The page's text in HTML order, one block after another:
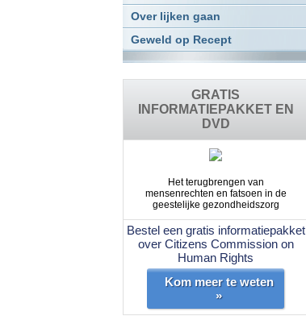
Over lijken gaan
Geweld op Recept
GRATIS
INFORMATIEPAKKET EN
DVD
Het terugbrengen van
mensenrechten en fatsoen in de
geestelijke gezondheidszorg
Bestel een gratis informatiepakket
over Citizens Commission on
Human Rights
Kom meer te weten
»